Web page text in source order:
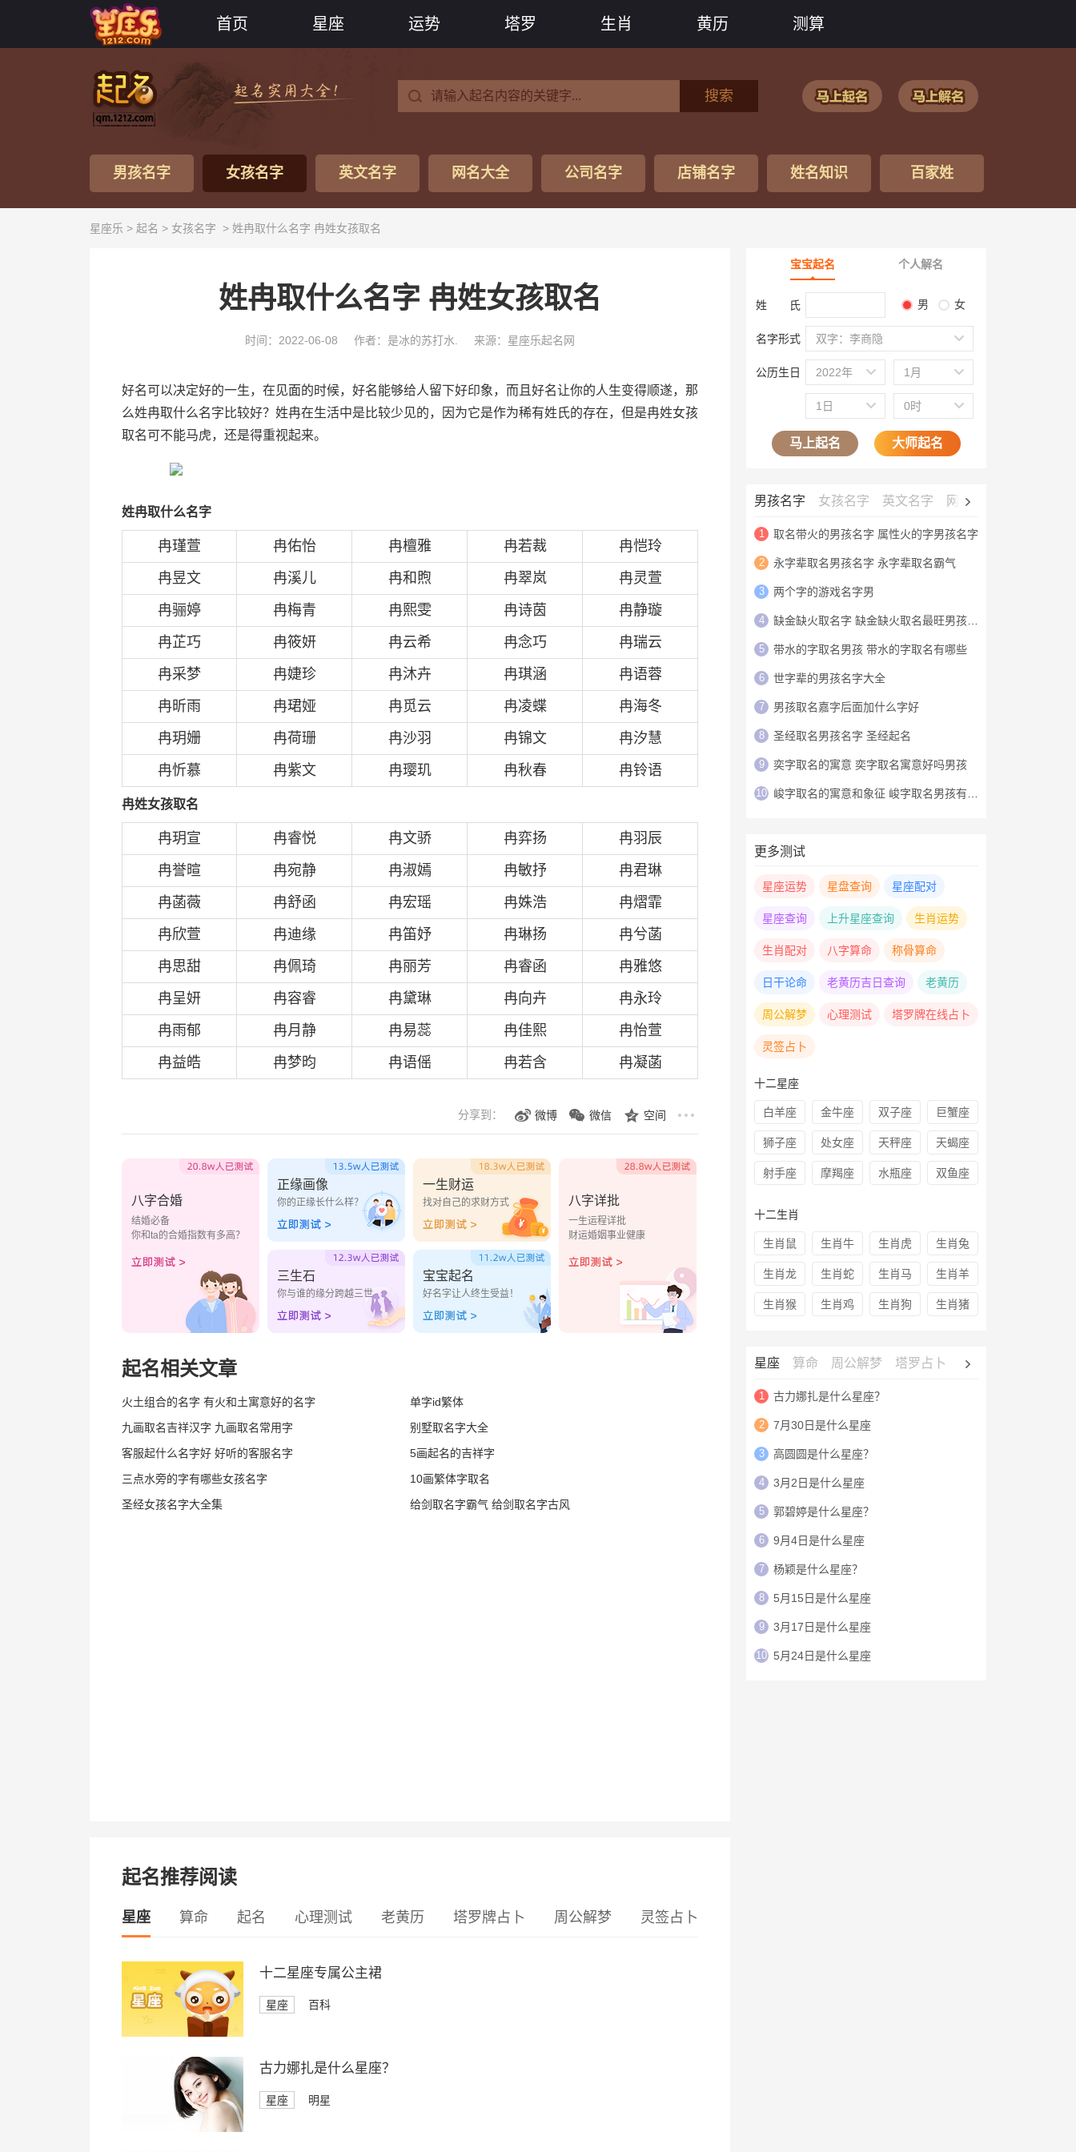
首页 星座 运势 塔罗 生肖 黄历 测算
搜索
男孩名字 女孩名字 英文名字 网名大全 公司名字 店铺名字 姓名知识 百家姓
星座乐 > 起名 > 女孩名字 > 姓冉取什么名字 冉姓女孩取名
姓冉取什么名字 冉姓女孩取名
时间：2022-06-08 作者：是冰的苏打水. 来源：星座乐起名网
好名可以决定好的一生，在见面的时候，好名能够给人留下好印象，而且好名让你的人生变得顺遂，那
么姓冉取什么名字比较好？姓冉在生活中是比较少见的，因为它是作为稀有姓氏的存在，但是冉姓女孩
取名可不能马虎，还是得重视起来。
姓冉取什么名字
冉瑾萱 冉佑怡 冉檀雅 冉若裁
冉恺玲
冉昱文
冉溪儿 冉和煦 冉翠岚
冉灵萱
冉骊婷
冉梅青 冉熙雯 冉诗茵
冉静璇
冉芷巧
冉筱妍 冉云希 冉念巧
冉瑞云
冉采梦
冉婕珍 冉沐卉 冉琪涵
冉语蓉
冉昕雨
冉珺娅 冉觅云 冉凌蝶
冉海冬
冉玥姗
冉荷珊 冉沙羽 冉锦文
冉汐慧
冉忻慕
冉紫文 冉璎玑 冉秋春 冉铃语
冉姓女孩取名
冉玥宣 冉睿悦 冉文骄 冉弈扬
冉羽辰
冉誉暄
冉宛静 冉淑嫣 冉敏抒
冉君琳
冉菡薇
冉舒函 冉宏瑶 冉姝浩
冉熠霏
冉欣萱
冉迪缘 冉笛妤 冉琳扬
冉兮菡
冉思甜
冉佩琦 冉丽芳 冉睿函
冉雅悠
冉呈妍
冉容睿 冉黛琳 冉向卉
冉永玲
冉雨郁
冉月静 冉易蕊 冉佳熙
冉怡萱
冉益皓
冉梦昀 冉语傜 冉若含 冉凝菡
分享到： 微博 微信 空间
八字合婚
结婚必备
你和ta的合婚指数有多高？
正缘画像
你的正缘长什么样？
一生财运
找对自己的求财方式
三生石
你与谁的缘分跨越三世
宝宝起名
好名字让人终生受益！
八字详批
一生运程详批
财运婚姻事业健康
起名相关文章
火土组合的名字 有火和土寓意好的名字
单字id繁体
九画取名吉祥汉字 九画取名常用字
别墅取名字大全
客服起什么名字好 好听的客服名字
5画起名的吉祥字
三点水旁的字有哪些女孩名字
10画繁体字取名
圣经女孩名字大全集
给剑取名字霸气 给剑取名字古风
起名推荐阅读
星座 算命 起名 心理测试 老黄历 塔罗牌占卜 周公解梦 灵签占卜
十二星座专属公主裙
星座 百科
古力娜扎是什么星座？
星座 明星
宝宝起名 个人解名
姓 氏 男 女
名字形式 双字：李商隐
公历生日 2022年 1月
1日 0时
马上起名 大师起名
男孩名字 女孩名字 英文名字 网名大全
1 取名带火的男孩名字 属性火的字男孩名字
2 永字辈取名男孩名字 永字辈取名霸气
3 两个字的游戏名字男
4 缺金缺火取名字 缺金缺火取名最旺男孩名字
5 带水的字取名男孩 带水的字取名有哪些
6 世字辈的男孩名字大全
7 男孩取名嘉字后面加什么字好
8 圣经取名男孩名字 圣经起名
9 奕字取名的寓意 奕字取名寓意好吗男孩
10 峻字取名的寓意和象征 峻字取名男孩有寓意
更多测试
星座运势 星盘查询 星座配对
星座查询 上升星座查询 生肖运势
生肖配对 八字算命 称骨算命
日干论命 老黄历吉日查询 老黄历
周公解梦 心理测试 塔罗牌在线占卜
灵签占卜
十二星座
白羊座 金牛座 双子座 巨蟹座
狮子座 处女座 天秤座 天蝎座
射手座 摩羯座 水瓶座 双鱼座
十二生肖
生肖鼠 生肖牛 生肖虎 生肖兔
生肖龙 生肖蛇 生肖马 生肖羊
生肖猴 生肖鸡 生肖狗 生肖猪
星座 算命 周公解梦 塔罗占卜 心理测试
1 古力娜扎是什么星座？
2 7月30日是什么星座
3 高圆圆是什么星座？
4 3月2日是什么星座
5 郭碧婷是什么星座？
6 9月4日是什么星座
7 杨颖是什么星座？
8 5月15日是什么星座
9 3月17日是什么星座
10 5月24日是什么星座